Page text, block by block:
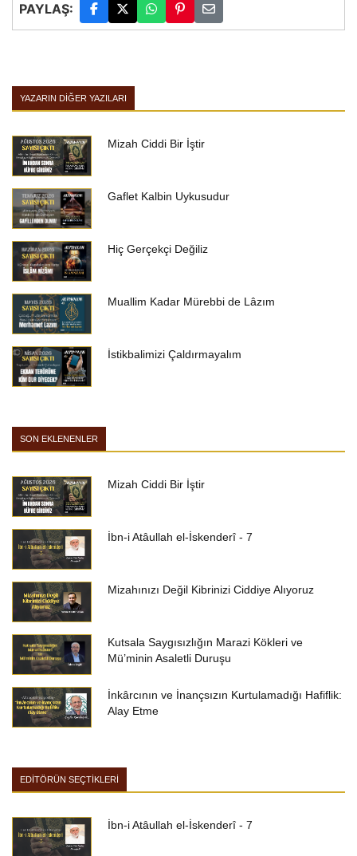
PAYLAŞ:
YAZARIN DIĞER YAZILARI
Mizah Ciddi Bir İştir
Gaflet Kalbin Uykusudur
Hiç Gerçekçi Değiliz
Muallim Kadar Mürebbi de Lâzım
İstikbalimizi Çaldırmayalım
SON EKLENENLER
Mizah Ciddi Bir İştir
İbn-i Atâullah el-İskenderî - 7
Mizahınızı Değil Kibrinizi Ciddiye Alıyoruz
Kutsala Saygısızlığın Marazi Kökleri ve
Mü’minin Asaletli Duruşu
İnkârcının ve İnançsızın Kurtulamadığı Hafiflik:
Alay Etme
EDİTÖRÜN SEÇTİKLERİ
İbn-i Atâullah el-İskenderî - 7